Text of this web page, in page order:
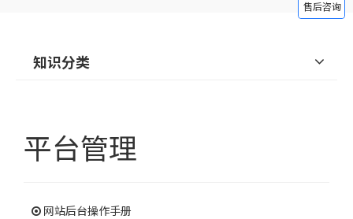
知识分类
平台管理
网站后台操作手册